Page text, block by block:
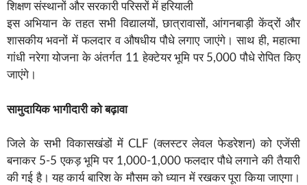
शिक्षण संस्थानों और सरकारी परिसरों में हरियाली
इस अभियान के तहत सभी विद्यालयों, छात्रावासों, आंगनबाड़ी केंद्रों और
शासकीय भवनों में फलदार व औषधीय पौधे लगाए जाएंगे। साथ ही, महात्मा
गांधी नरेगा योजना के अंतर्गत 11 हेक्टेयर भूमि पर 5,000 पौधे रोपित किए
जाएंगे।
सामुदायिक भागीदारी को बढ़ावा
जिले के सभी विकासखंडों में CLF (क्लस्टर लेवल फेडरेशन) को एजेंसी
बनाकर 5-5 एकड़ भूमि पर 1,000-1,000 फलदार पौधे लगाने की तैयारी
की गई है। यह कार्य बारिश के मौसम को ध्यान में रखकर पूरा किया जाएगा।